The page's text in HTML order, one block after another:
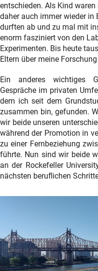
entschieden. Als Kind
daher auch immer wieder
durften ab und zu mal mit
enorm fasziniert von den
Experimenten. Bis heute
Eltern über meine
Ein anderes wichtiges
Gespräche im privaten
dem ich seit dem
zusammen bin, gefunden.
wir beide unseren
während der Promotion in
zu einer Fernbeziehung
führte. Nun sind wir beide
an der Rockefeller
nächsten beruflichen